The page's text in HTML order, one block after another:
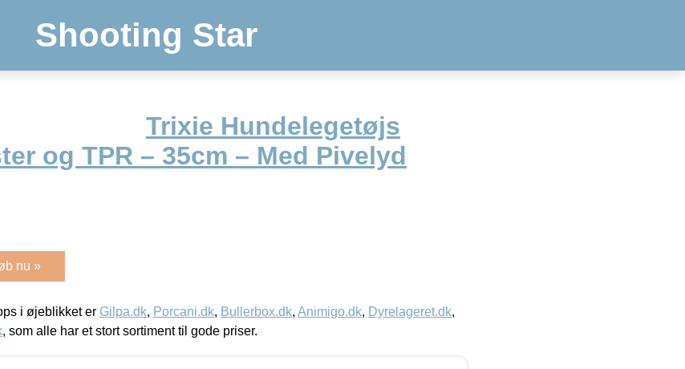
Shooting Star
Trixie Hundelegetøjs
og TPR – 35cm – Med Pivelyd
nu »
i øjeblikket er Gilpa.dk, Porcani.dk, Bullerbox.dk, Animigo.dk, Dyrelageret.dk,
, som alle har et stort sortiment til gode priser.